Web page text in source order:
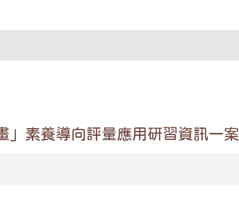
」素養導向評量應用研習資訊一案